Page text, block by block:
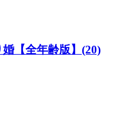
【全年齢版】(20)